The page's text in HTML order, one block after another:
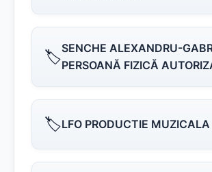
🏷️SENCHE ALEXANDRU-
PERSOANĂ FIZICĂ
🏷️LFO PRODUCTIE MUZICALA